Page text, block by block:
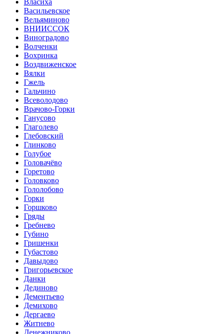
Васильевское
Вельяминово
ВНИИССОК
Виноградово
Волченки
Вохринка
Воздвиженское
Вялки
Гжель
Гальчино
Всеволодово
Врачово-Горки
Ганусово
Глаголево
Глебовский
Глинково
Голубое
Головачёво
Горетово
Головково
Гололобово
Горки
Горшково
Гряды
Гребнево
Губино
Гришенки
Губастово
Давыдово
Григорьевское
Данки
Дединово
Дементьево
Демихово
Дергаево
Житнево
Денежниково